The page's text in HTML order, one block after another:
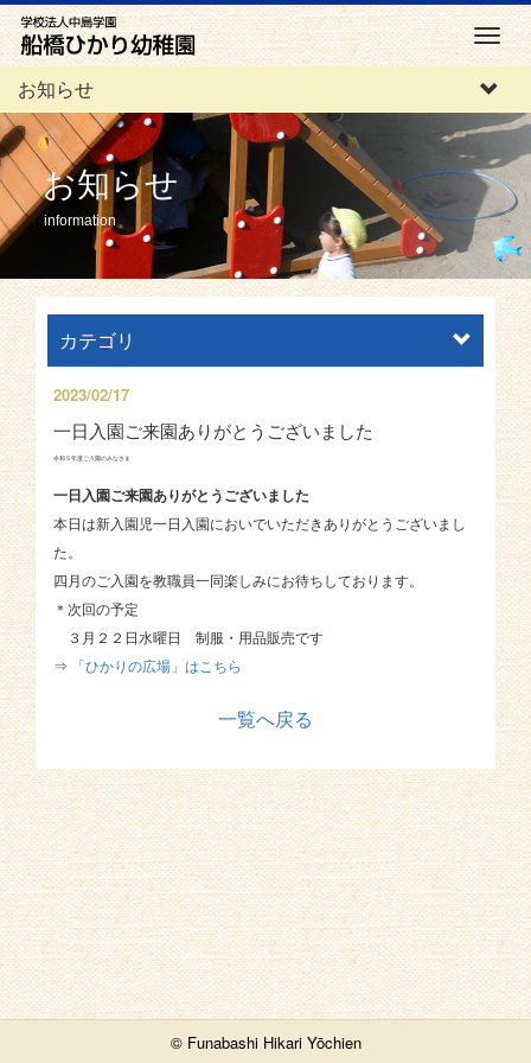
M
e
n
u
お知らせ
お知らせ
information
カテゴリ
2023/02/17
一日入園ご来園ありがとうございました
令和５年度ご入園のみなさま
一日入園ご来園ありがとうございました
本日は新入園児一日入園においでいただきありがとうございまし
た。
四月のご入園を教職員一同楽しみにお待ちしております。
＊次回の予定
３月２２日水曜日 制服・用品販売です
⇒
「ひかりの広場」はこちら
一覧へ戻る
© Funabashi Hikari Yōchien